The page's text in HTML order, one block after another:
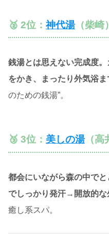
🥈 2位：神代湯（柴崎）
銭湯とは思えない完成度
をかき、まったり外気浴
のための銭湯”。
🥉 3位： 美しの湯（高
都会にいながら森の中で
でしっかり発汗→開放的な
癒し系スパ。